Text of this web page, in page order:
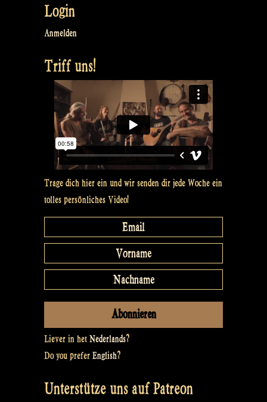
at
Castlefest
Loch
Lomond
Kweenie
Set
–
Flatlands“
Login
Anmelden
Triff uns!
Trage dich hier ein und wir senden dir jede Woche ein
tolles persönliches Video!
Liever in het Nederlands?
Do you prefer English?
Unterstütze uns auf Patreon